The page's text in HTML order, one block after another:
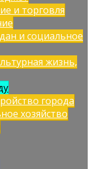
и торговля
и социальное
жизнь,
города
хозяйство